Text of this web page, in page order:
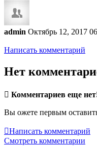
admin Октябрь 12, 2017
Написать комментарий
Нет
 Комментариев еще
Вы ожете первым
Написать комментарий
Смотреть комментарии